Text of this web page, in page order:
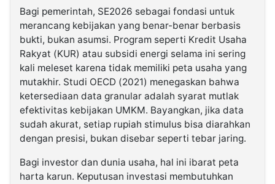
Bagi pemerintah, SE2026 sebagai fondasi untuk
merancang kebijakan yang benar-benar berbasis
bukti, bukan asumsi. Program seperti Kredit Usaha
Rakyat (KUR) atau subsidi energi selama ini sering
kali meleset karena tidak memiliki peta usaha yang
mutakhir. Studi OECD (2021) menegaskan bahwa
ketersediaan data granular adalah syarat mutlak
efektivitas kebijakan UMKM. Bayangkan, jika data
sudah akurat, setiap rupiah stimulus bisa diarahkan
dengan presisi, bukan disebar seperti tebar jaring.
Bagi investor dan dunia usaha, hal ini ibarat peta
harta karun. Keputusan investasi membutuhkan